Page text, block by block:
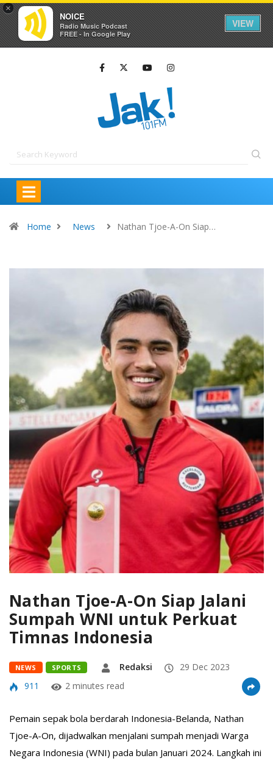
×
NOICE
Radio Music Podcast
FREE - In Google Play
VIEW
Home News Nathan Tjoe-A-On Siap…
Nathan Tjoe-A-On Siap Jalani
Sumpah WNI untuk Perkuat
Timnas Indonesia
NEWS SPORTS Redaksi
29 Dec 2023
911
2 minutes read
Pemain sepak bola berdarah Indonesia-Belanda, Nathan
Tjoe-A-On, dijadwalkan menjalani sumpah menjadi Warga
Negara Indonesia (WNI) pada bulan Januari 2024. Langkah ini